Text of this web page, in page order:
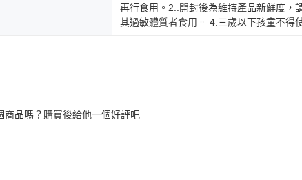
再行食用。2..開封後為維持產品新鮮度，
其過敏體質者食用。 4.三歲以下孩童不得
商品嗎？購買後給他一個好評吧